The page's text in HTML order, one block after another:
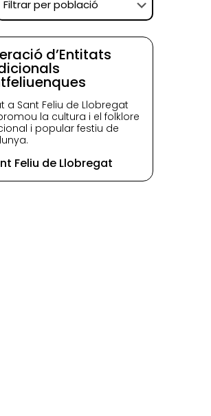
d’Entitats
a Sant Feliu de Llobregat
la cultura i el folklore
i popular festiu de
Feliu de Llobregat